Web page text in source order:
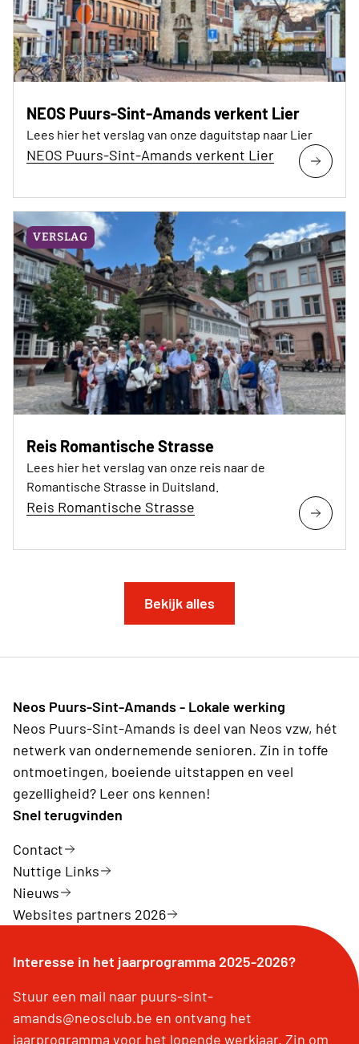
NEOS Puurs-Sint-Amands verkent Lier
Lees hier het verslag van onze daguitstap naar Lier
NEOS Puurs-Sint-Amands verkent Lier
VERSLAG
Reis Romantische Strasse
Lees hier het verslag van onze reis naar de
Romantische Strasse in Duitsland.
Reis Romantische Strasse
Bekijk alles
Neos Puurs-Sint-Amands - Lokale werking
Neos Puurs-Sint-Amands is deel van Neos vzw, hét
netwerk van ondernemende senioren. Zin in toffe
ontmoetingen, boeiende uitstappen en veel
gezelligheid? Leer ons kennen!
Snel terugvinden
Contact
Nuttige Links
Nieuws
Websites partners 2026
Interesse in het jaarprogramma 2025-2026?
Stuur een mail naar puurs-sint-
amands@neosclub.be en ontvang het
jaarprogramma voor het lopende werkjaar. Zin om